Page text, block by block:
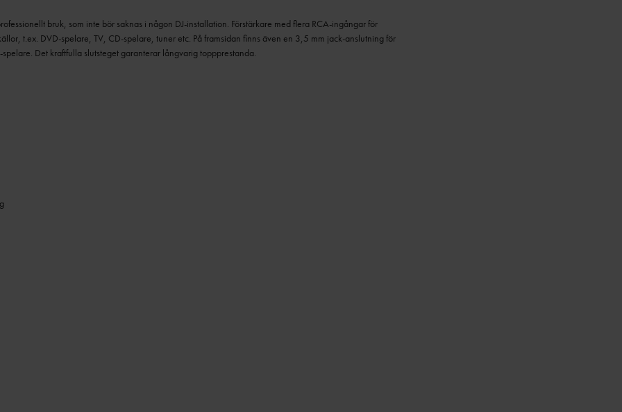
bruk, som inte bör saknas i någon DJ-installation. Förstärkare med flera RCA-ingångar för
t.ex. DVD-spelare, TV, CD-spelare, tuner etc. På framsidan finns även en 3,5 mm jack-anslutning för
Det kraftfulla slutsteget garanterar långvarig toppprestanda.